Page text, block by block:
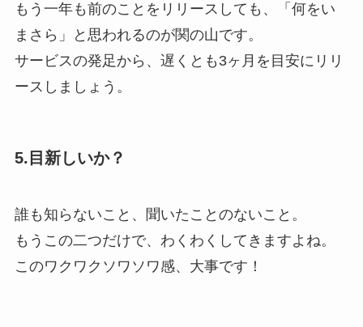
もう一年も前のことをリリースしても、「何をい
まさら」と思われるのが関の山です。
サービスの発足から、遅くとも3ヶ月を目安にリリ
ースしましょう。
5.目新しいか？
誰も知らないこと、聞いたことのないこと。
もうこの二つだけで、わくわくしてきますよね。
このワクワクソワソワ感、大事です！